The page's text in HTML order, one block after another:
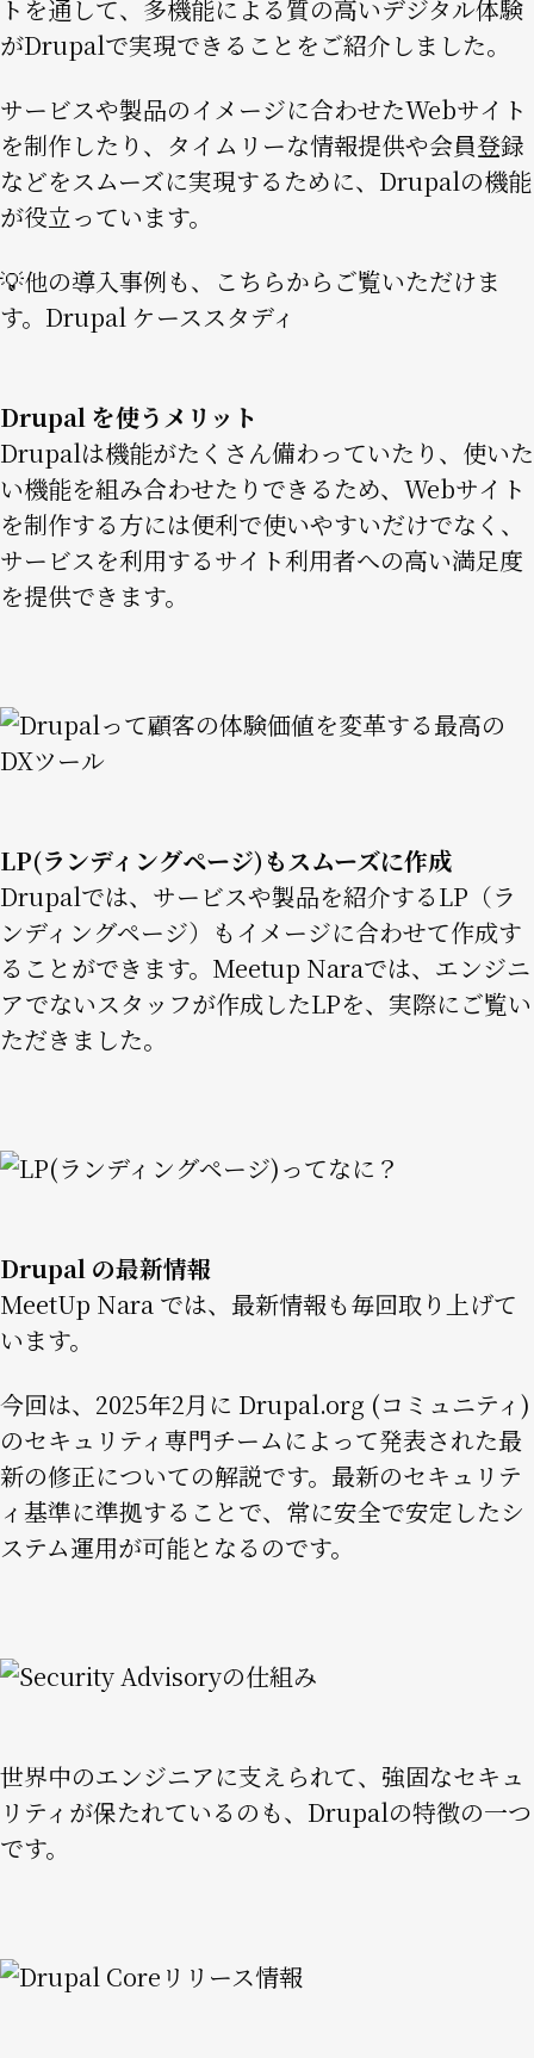
トを通して、多機能による質の高いデジタル体験
がDrupalで実現できることをご紹介しました。
サービスや製品のイメージに合わせたWebサイト
を制作したり、タイムリーな情報提供や会員登録
などをスムーズに実現するために、Drupalの機能
が役立っています。
💡他の導入事例も、こちらからご覧いただけま
す。 Drupal ケーススタディ
Drupal を使うメリット
Drupalは機能がたくさん備わっていたり、使いた
い機能を組み合わせたりできるため、Webサイト
を制作する方には便利で使いやすいだけでなく、
サービスを利用するサイト利用者への高い満足度
を提供できます。
Image
LP(ランディングページ)もスムーズに作成
Drupalでは、サービスや製品を紹介するLP（ラ
ンディングページ）もイメージに合わせて作成す
ることができます。Meetup Naraでは、エンジニ
アでないスタッフが作成したLPを、実際にご覧い
ただきました。
Image
Drupal の最新情報
MeetUp Nara では、最新情報も毎回取り上げて
います。
今回は、2025年2月に Drupal.org (コミュニティ)
のセキュリティ専門チームによって発表された最
新の修正についての解説です。最新のセキュリテ
ィ基準に準拠することで、常に安全で安定したシ
ステム運用が可能となるのです。
Image
世界中のエンジニアに支えられて、強固なセキュ
リティが保たれているのも、Drupalの特徴の一つ
です。
Image